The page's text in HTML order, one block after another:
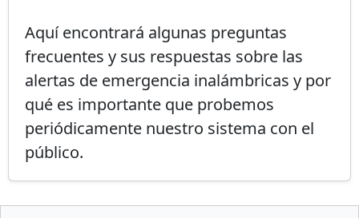
Aquí encontrará algunas preguntas
frecuentes y sus respuestas sobre las
alertas de emergencia inalámbricas y por
qué es importante que probemos
periódicamente nuestro sistema con el
público.